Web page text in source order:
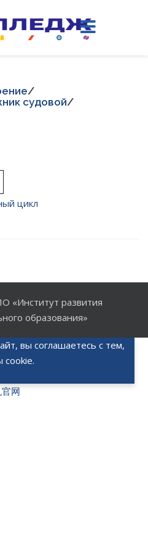
/
судовой/
цикл
«Институт развития
образования»
вы соглашаетесь с тем,
cookie.
网